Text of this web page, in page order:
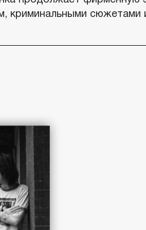
криминальными сюжетами